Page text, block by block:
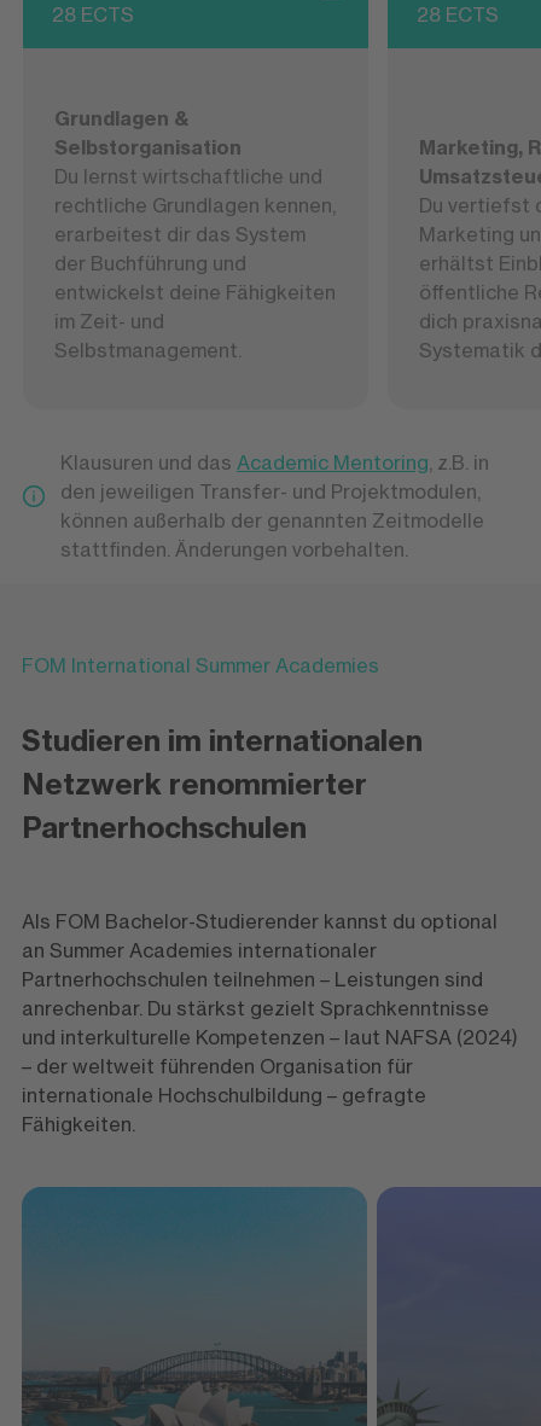
28 ECTS
Grundlagen &
Selbstorganisation
Du lernst wirtschaftliche und
rechtliche Grundlagen kennen,
erarbeitest dir das System
der Buchführung und
entwickelst deine Fähigkeiten
im Zeit- und
Selbstmanagement.
28 ECTS
Marketing,
Du vertiefst
Marketing
erhältst
öffentliche
dich
Systematik
Klausuren und das Academic Mentoring , z.B. in
den jeweiligen Transfer- und Projektmodulen,
können außerhalb der genannten Zeitmodelle
stattfinden. Änderungen vorbehalten.
FOM International Summer Academies
Studieren im internationalen
Netzwerk renommierter
Partnerhochschulen
Als FOM Bachelor-Studierender kannst du optional
an Summer Academies internationaler
Partnerhochschulen teilnehmen – Leistungen sind
anrechenbar. Du stärkst gezielt Sprachkenntnisse
und interkulturelle Kompetenzen – laut NAFSA (2024)
– der weltweit führenden Organisation für
internationale Hochschulbildung – gefragte
Fähigkeiten.